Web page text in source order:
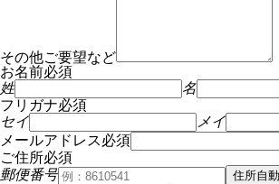
その他ご要望など
お名前必須
姓
名
フリガナ必須
セイ
メイ
メールアドレス必須
ご住所必須
郵便番号
住所自